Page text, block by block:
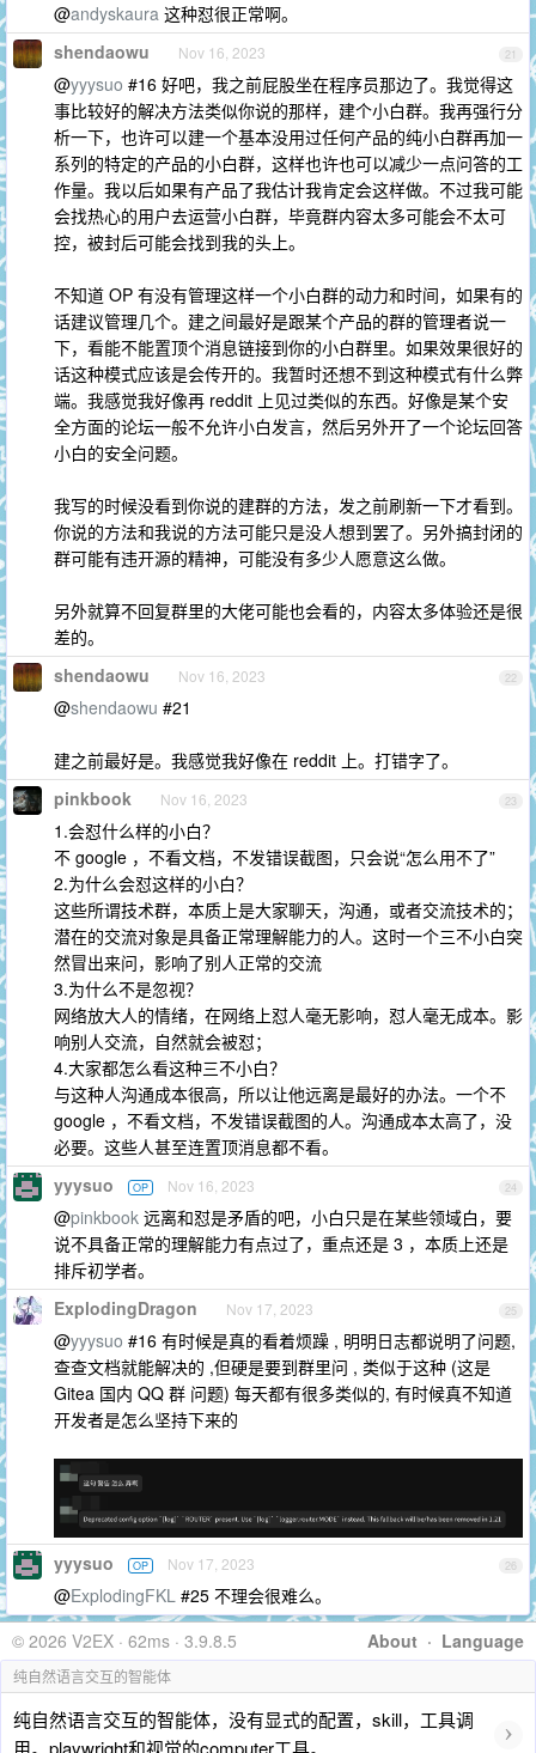
@andyskaura 这种怼很正常啊。
21
shendaowu Nov 16, 2023
@yyysuo #16 好吧，我之前屁股坐在程序员那边了。我觉得这
事比较好的解决方法类似你说的那样，建个小白群。我再强行分
析一下，也许可以建一个基本没用过任何产品的纯小白群再加一
系列的特定的产品的小白群，这样也许也可以减少一点问答的工
作量。我以后如果有产品了我估计我肯定会这样做。不过我可能
会找热心的用户去运营小白群，毕竟群内容太多可能会不太可
控，被封后可能会找到我的头上。
不知道 OP 有没有管理这样一个小白群的动力和时间，如果有的
话建议管理几个。建之间最好是跟某个产品的群的管理者说一
下，看能不能置顶个消息链接到你的小白群里。如果效果很好的
话这种模式应该是会传开的。我暂时还想不到这种模式有什么弊
端。我感觉我好像再 reddit 上见过类似的东西。好像是某个安
全方面的论坛一般不允许小白发言，然后另外开了一个论坛回答
小白的安全问题。
我写的时候没看到你说的建群的方法，发之前刷新一下才看到。
你说的方法和我说的方法可能只是没人想到罢了。另外搞封闭的
群可能有违开源的精神，可能没有多少人愿意这么做。
另外就算不回复群里的大佬可能也会看的，内容太多体验还是很
差的。
22
shendaowu Nov 16, 2023
@shendaowu #21
建之前最好是。我感觉我好像在 reddit 上。打错字了。
23
pinkbook Nov 16, 2023
1.会怼什么样的小白？
不 google ，不看文档，不发错误截图，只会说“怎么用不了”
2.为什么会怼这样的小白？
这些所谓技术群，本质上是大家聊天，沟通，或者交流技术的；
潜在的交流对象是具备正常理解能力的人。这时一个三不小白突
然冒出来问，影响了别人正常的交流
3.为什么不是忽视？
网络放大人的情绪，在网络上怼人毫无影响，怼人毫无成本。影
响别人交流，自然就会被怼；
4.大家都怎么看这种三不小白？
与这种人沟通成本很高，所以让他远离是最好的办法。一个不
google ，不看文档，不发错误截图的人。沟通成本太高了，没
必要。这些人甚至连置顶消息都不看。
24
yyysuo OP Nov 16, 2023
@pinkbook 远离和怼是矛盾的吧，小白只是在某些领域白，要
说不具备正常的理解能力有点过了，重点还是 3 ，本质上还是
排斥初学者。
25
ExplodingDragon Nov 17, 2023
@yyysuo #16 有时候是真的看着烦躁 , 明明日志都说明了问题,
查查文档就能解决的 ,但硬是要到群里问 , 类似于这种 (这是
Gitea 国内 QQ 群 问题) 每天都有很多类似的, 有时候真不知道
开发者是怎么坚持下来的
26
yyysuo OP Nov 17, 2023
@ExplodingFKL #25 不理会很难么。
About · Language
© 2026 V2EX · 62ms · 3.9.8.5
纯自然语言交互的智能体
纯自然语言交互的智能体，没有显式的配置，skill，工具调
用。playwright和视觉的computer工具。
›